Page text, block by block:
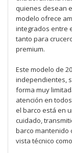
quienes desean
modelo ofrece
integrados entre
tanto para
premium.
Este modelo de
independientes,
forma muy
atención en
el barco está en
cuidado,
barco mantenido
vista técnico